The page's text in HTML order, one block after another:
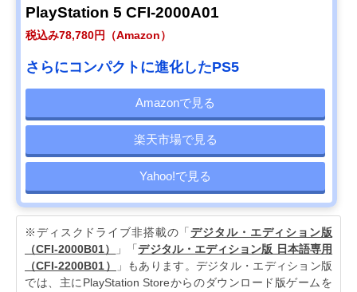
PlayStation 5 CFI-2000A01
税込み78,780円（Amazon）
さらにコンパクトに進化したPS5
Amazonで見る
楽天市場で見る
Yahoo!で見る
※ディスクドライブ非搭載の「デジタル・エディション版
（CFI-2000B01）
」「デジタル・エディション版 日本語専用
（CFI-2200B01）
」もあります。デジタル・エディション版
では、主にPlayStation Storeからのダウンロード版ゲームを